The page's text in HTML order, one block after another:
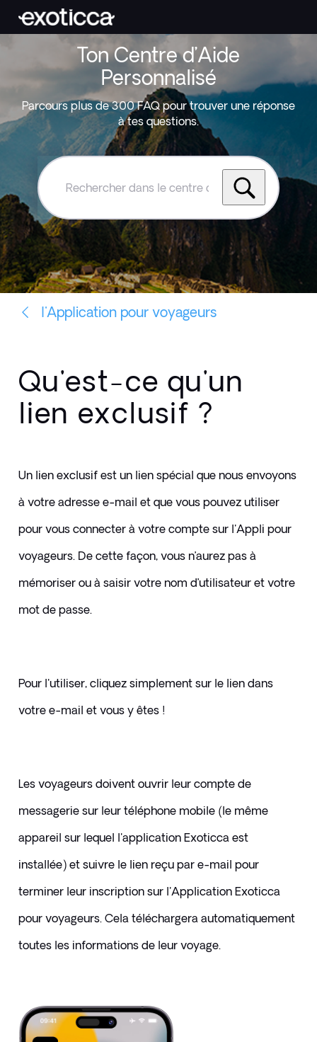
Ton Centre d’Aide
Personnalisé
Parcours plus de 300 FAQ pour trouver une réponse
à tes questions.
Rechercher
le
centre
d'aide
Exoticca
l'Application pour voyageurs
Qu'est-ce qu'un
lien exclusif ?
Un lien exclusif est un lien spécial que nous envoyons
à votre adresse e-mail et que vous pouvez utiliser
pour vous connecter à votre compte sur l'Appli pour
voyageurs. De cette façon, vous n’aurez pas à
mémoriser ou à saisir votre nom d’utilisateur et votre
mot de passe.
Pour l'utiliser, cliquez simplement sur le lien dans
votre e-mail et vous y êtes !
Les voyageurs doivent ouvrir leur compte de
messagerie sur leur téléphone mobile (le même
appareil sur lequel l'application Exoticca est
installée) et suivre le lien reçu par e-mail pour
terminer leur inscription sur l'Application Exoticca
pour voyageurs. Cela téléchargera automatiquement
toutes les informations de leur voyage.